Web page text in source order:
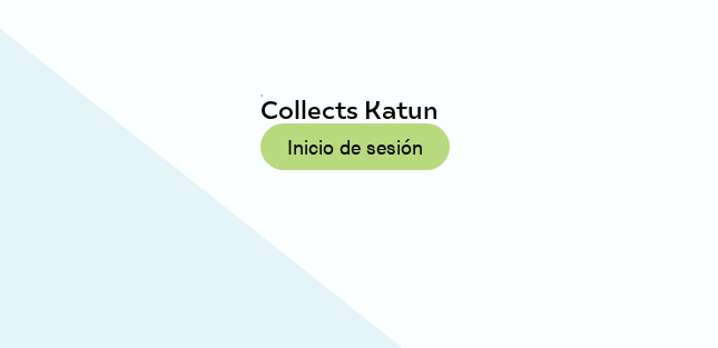
Collects Katun
Inicio de sesión